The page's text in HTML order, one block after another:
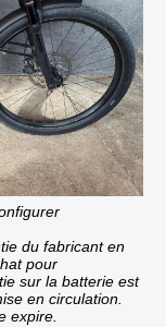
du fabricant en
pour
sur la batterie est
en circulation.
expire.